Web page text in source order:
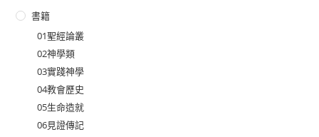
書籍
01聖經論叢
02神學類
03實踐神學
04教會歷史
05生命造就
06見證傳記